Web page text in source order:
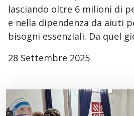
lasciando oltre 6 milioni di
e nella dipendenza da aiuti
bisogni essenziali. Da quel
28 Settembre 2025